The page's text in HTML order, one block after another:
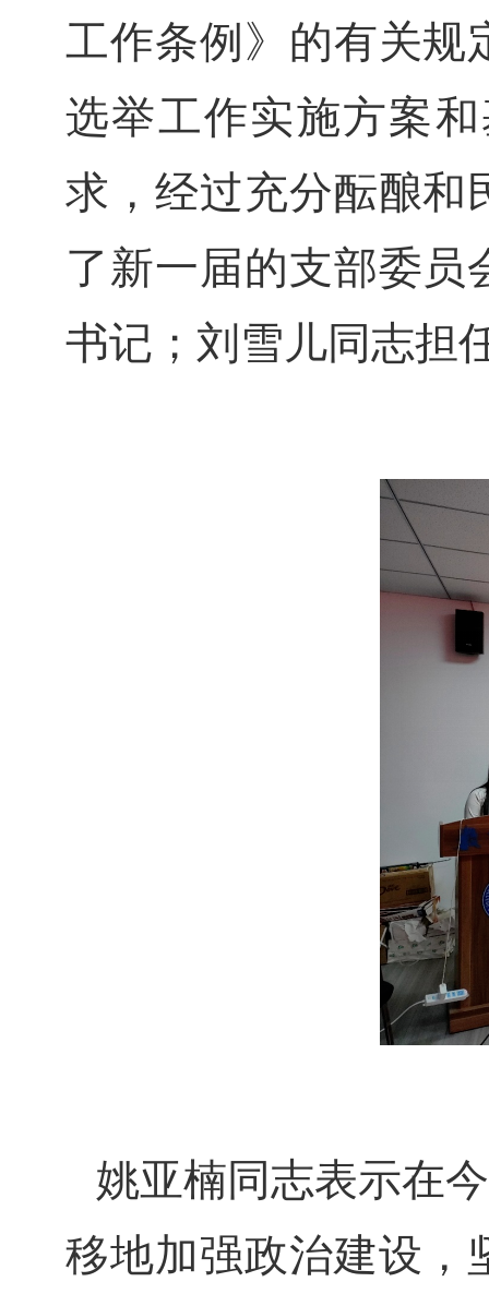
工作条例》的有关规
选举工作实施方案
求，经过充分酝酿和
了新一届的支部委员
书记；刘雪儿同志担
姚亚楠同志表示在
移地加强政治建设，